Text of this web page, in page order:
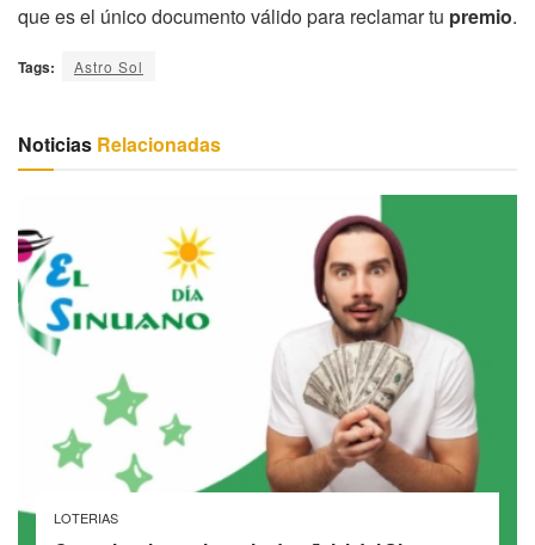
que es el único documento válido para reclamar tu premio.
Tags: Astro Sol
Noticias Relacionadas
LOTERIAS